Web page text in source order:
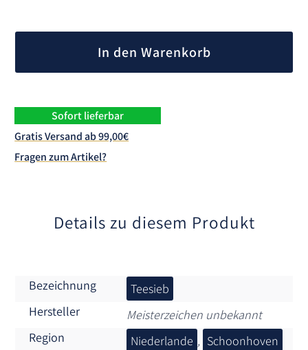
In den Warenkorb
Sofort lieferbar
Gratis Versand ab 99,00€
Fragen zum Artikel?
Details zu diesem Produkt
Bezeichnung
Teesieb
Hersteller
Meisterzeichen unbekannt
Region
Niederlande , Schoonhoven